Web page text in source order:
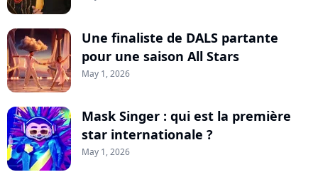
Une finaliste de DALS partante
pour une saison All Stars
May 1, 2026
Mask Singer : qui est la première
star internationale ?
May 1, 2026